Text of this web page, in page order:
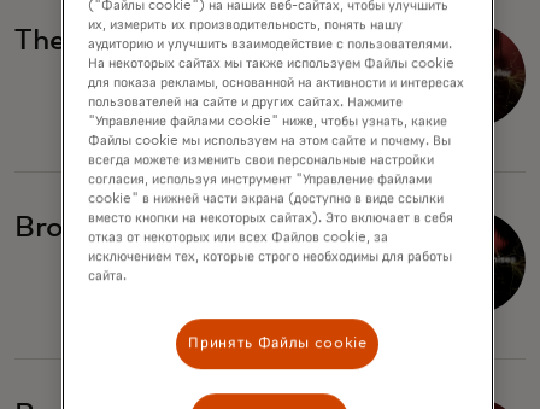
The billion-dollar illusion
Broken promises
("Файлы cookie") на наших веб-сайтах, чтобы улучшить
их, измерить их производительность, понять нашу
аудиторию и улучшить взаимодействие с пользователями.
На некоторых сайтах мы также используем Файлы cookie
для показа рекламы, основанной на активности и интересах
пользователей на сайте и других сайтах. Нажмите
"Управление файлами cookie" ниже, чтобы узнать, какие
Файлы cookie мы используем на этом сайте и почему. Вы
всегда можете изменить свои персональные настройки
согласия, используя инструмент "Управление файлами
cookie" в нижней части экрана (доступно в виде ссылки
вместо кнопки на некоторых сайтах). Это включает в себя
отказ от некоторых или всех Файлов cookie, за
исключением тех, которые строго необходимы для работы
сайта.
Принять Файлы cookie